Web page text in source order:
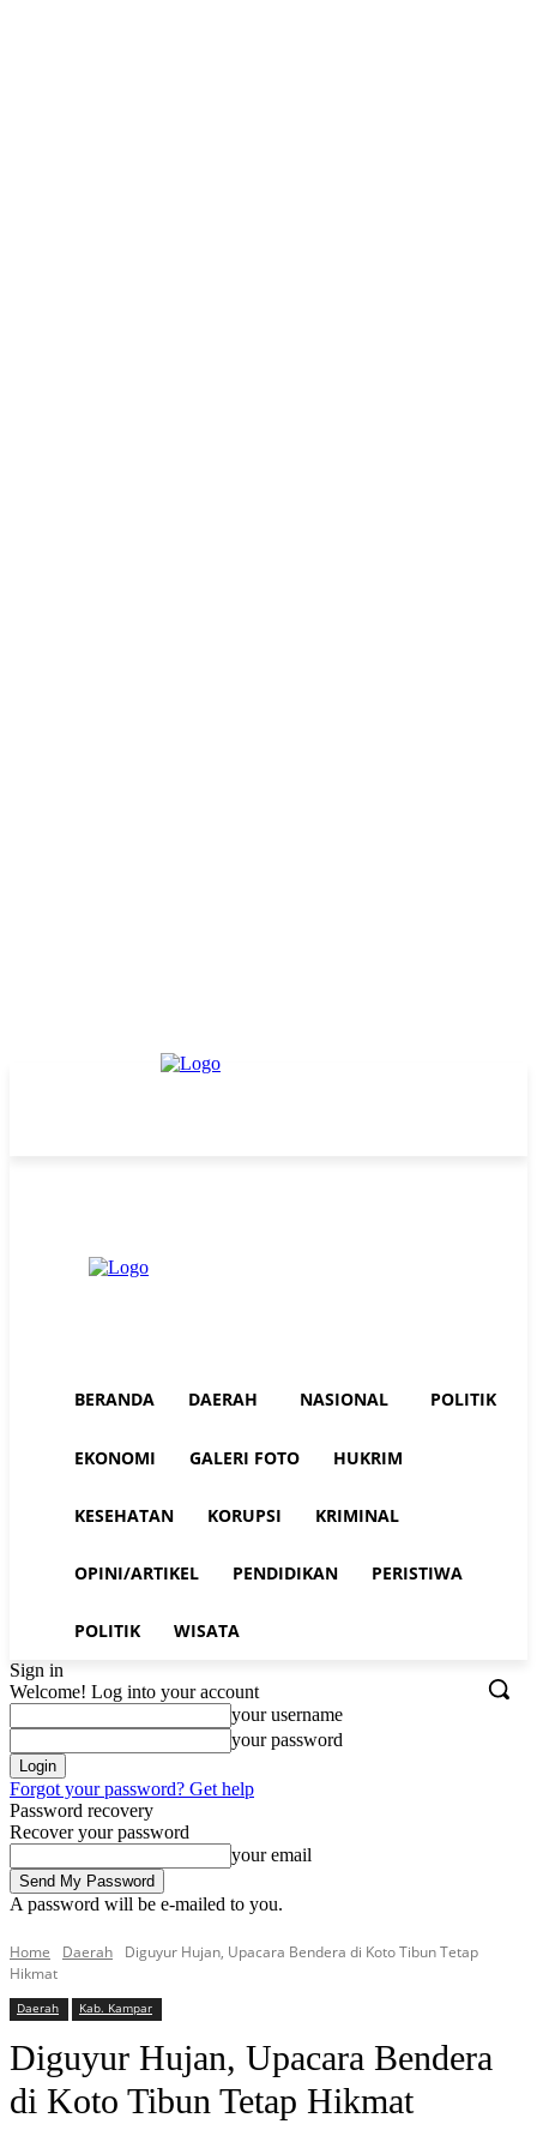
BERANDA DAERAH NASIONAL POLITIK
EKONOMI GALERI FOTO HUKRIM
KESEHATAN KORUPSI KRIMINAL
OPINI/ARTIKEL PENDIDIKAN PERISTIWA
POLITIK WISATA
Sign in
Welcome! Log into your account
your username
your password
Forgot your password? Get help
Password recovery
Recover your password
your email
A password will be e-mailed to you.
Home Daerah
Diguyur Hujan, Upacara Bendera di Koto Tibun Tetap
Hikmat
Daerah Kab. Kampar
Diguyur Hujan, Upacara Bendera
di Koto Tibun Tetap Hikmat